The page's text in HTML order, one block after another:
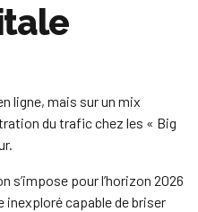
ligne, mais sur un mix
du trafic chez les « Big
s’impose pour l’horizon 2026
inexploré capable de briser